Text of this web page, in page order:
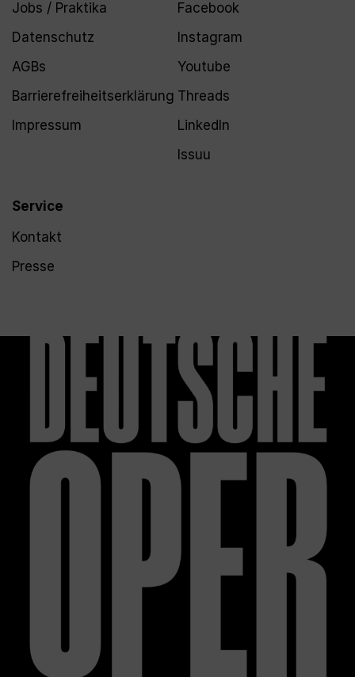
Jobs / Praktika
Datenschutz
AGBs
Barrierefreiheitserklärung
Impressum
Service
Kontakt
Presse
Facebook
Instagram
Youtube
Threads
LinkedIn
Issuu